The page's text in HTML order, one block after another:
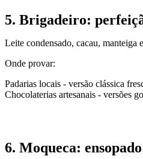
5. Brigadeiro:
Leite condensado, cacau, manteiga
Onde provar:
Padarias locais - versão clássica
Chocolaterias artesanais - versões
6. Moqueca: